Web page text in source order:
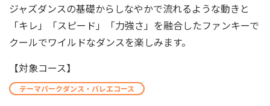
ジャズダンスの基礎からしなやかで流れるような動きと
「キレ」「スピード」「力強さ」を融合したファンキーで
クールでワイルドなダンスを楽しみます。
【対象コース】
テーマパークダンス・バレエコース